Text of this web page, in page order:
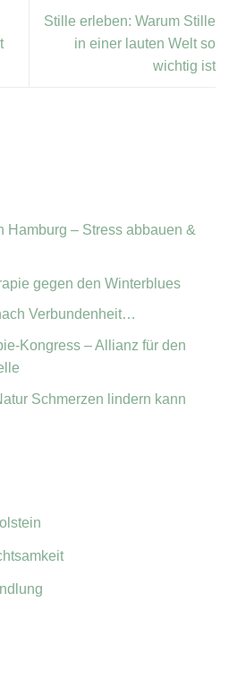
Stille erleben: Warum Stille
in einer lauten Welt so
wichtig ist
Hamburg – Stress abbauen &
gegen den Winterblues
Verbundenheit…
Kongress – Allianz für den
Schmerzen lindern kann